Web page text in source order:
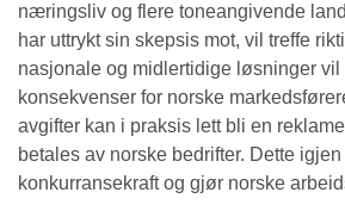
næringsliv og flere toneangivende
har uttrykt sin skepsis mot, vil treffe
nasjonale og midlertidige løsninger vil
konsekvenser for norske
avgifter kan i praksis lett bli en
betales av norske bedrifter. Dette
konkurransekraft og gjør norske